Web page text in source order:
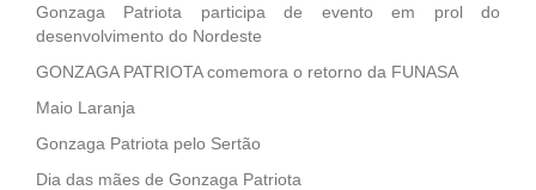
Gonzaga Patriota participa de evento em prol do
desenvolvimento do Nordeste
GONZAGA PATRIOTA comemora o retorno da FUNASA
Maio Laranja
Gonzaga Patriota pelo Sertão
Dia das mães de Gonzaga Patriota